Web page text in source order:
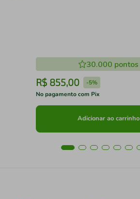
30.000 pontos
R$ 855,00 -5%
No pagamento com Pix
Adicionar ao carrinho